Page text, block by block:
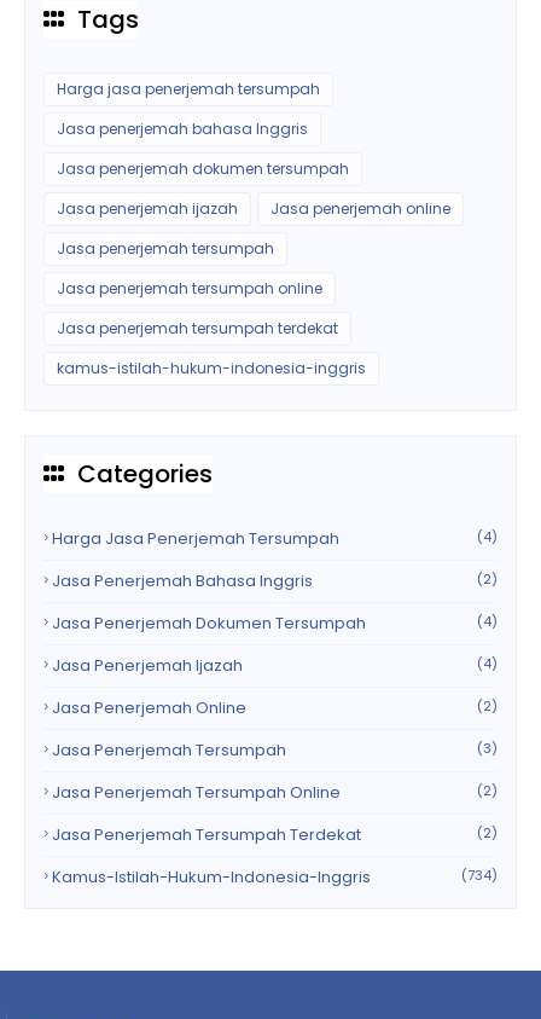
Tags
Harga jasa penerjemah tersumpah
Jasa penerjemah bahasa Inggris
Jasa penerjemah dokumen tersumpah
Jasa penerjemah ijazah
Jasa penerjemah online
Jasa penerjemah tersumpah
Jasa penerjemah tersumpah online
Jasa penerjemah tersumpah terdekat
kamus-istilah-hukum-indonesia-inggris
Categories
Harga Jasa Penerjemah Tersumpah (4)
Jasa Penerjemah Bahasa Inggris (2)
Jasa Penerjemah Dokumen Tersumpah (4)
Jasa Penerjemah Ijazah (4)
Jasa Penerjemah Online (2)
Jasa Penerjemah Tersumpah (3)
Jasa Penerjemah Tersumpah Online (2)
Jasa Penerjemah Tersumpah Terdekat (2)
Kamus-Istilah-Hukum-Indonesia-Inggris (734)